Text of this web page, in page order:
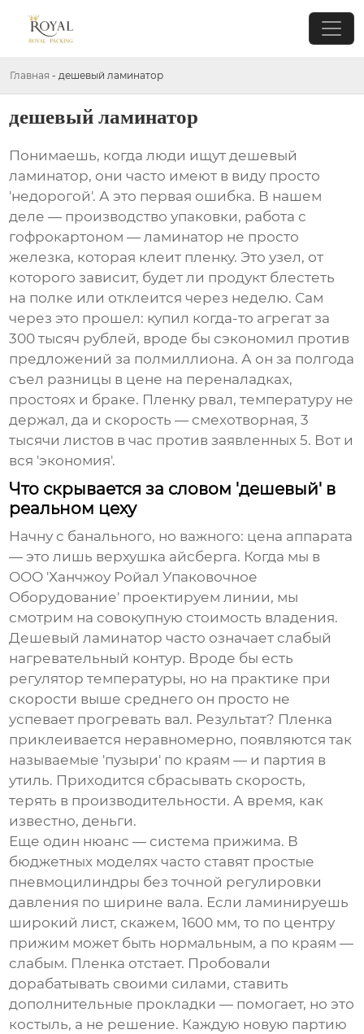
Главная - дешевый ламинатор
дешевый ламинатор
Понимаешь, когда люди ищутдешевый
ламинатор, они часто имеют в виду просто
'недорогой'. А это первая ошибка. В нашем
деле — производство упаковки, работа с
гофрокартоном — ламинатор не просто
железка, которая клеит пленку. Это узел, от
которого зависит, будет ли продукт блестеть
на полке или отклеится через неделю. Сам
через это прошел: купил когда-то агрегат за
300 тысяч рублей, вроде бы сэкономил против
предложений за полмиллиона. А он за полгода
съел разницы в цене на переналадках,
простоях и браке. Пленку рвал, температуру не
держал, да и скорость — смехотворная, 3
тысячи листов в час против заявленных 5. Вот и
вся 'экономия'.
Что скрывается за словом 'дешевый' в
реальном цеху
Начну с банального, но важного: цена аппарата
— это лишь верхушка айсберга. Когда мы в
ООО 'Ханчжоу Ройал Упаковочное
Оборудование' проектируем линии, мы
смотрим на совокупную стоимость владения.
Дешевый ламинатор часто означает слабый
нагревательный контур. Вроде бы есть
регулятор температуры, но на практике при
скорости выше среднего он просто не
успевает прогревать вал. Результат? Пленка
приклеивается неравномерно, появляются так
называемые 'пузыри' по краям — и партия в
утиль. Приходится сбрасывать скорость,
терять в производительности. А время, как
известно, деньги.
Еще один нюанс — система прижима. В
бюджетных моделях часто ставят простые
пневмоцилиндры без точной регулировки
давления по ширине вала. Если ламинируешь
широкий лист, скажем, 1600 мм, то по центру
прижим может быть нормальным, а по краям —
слабым. Пленка отстает. Пробовали
дорабатывать своими силами, ставить
дополнительные прокладки — помогает, но это
костыль, а не решение. Каждую новую партию